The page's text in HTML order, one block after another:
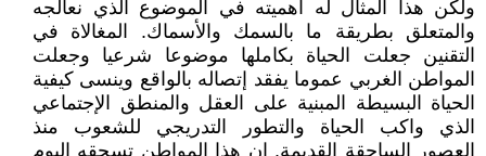
ولكن هذا المثال له أهميته في الموضوع الذي نعالجه
والمتعلق بطريقة ما بالسمك والأسماك. المغالاة في
التقنين جعلت الحياة بكاملها موضوعا شرعيا وجعلت
المواطن الغربي عموما يفقد إتصاله بالواقع وينسى كيفية
الحياة البسيطة المبنية على العقل والمنطق الإجتماعي
الذي واكب الحياة والتطور التدريجي للشعوب منذ
العصور الساحقة القديمة. إن هذا المواطن تسحقه اليوم